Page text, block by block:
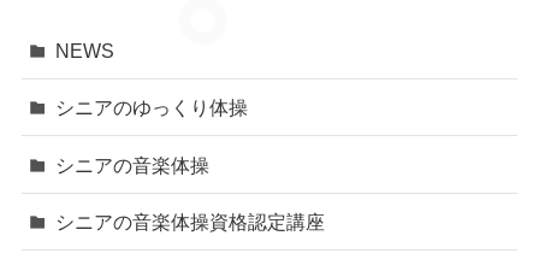
NEWS
シニアのゆっくり体操
シニアの音楽体操
シニアの音楽体操資格認定講座